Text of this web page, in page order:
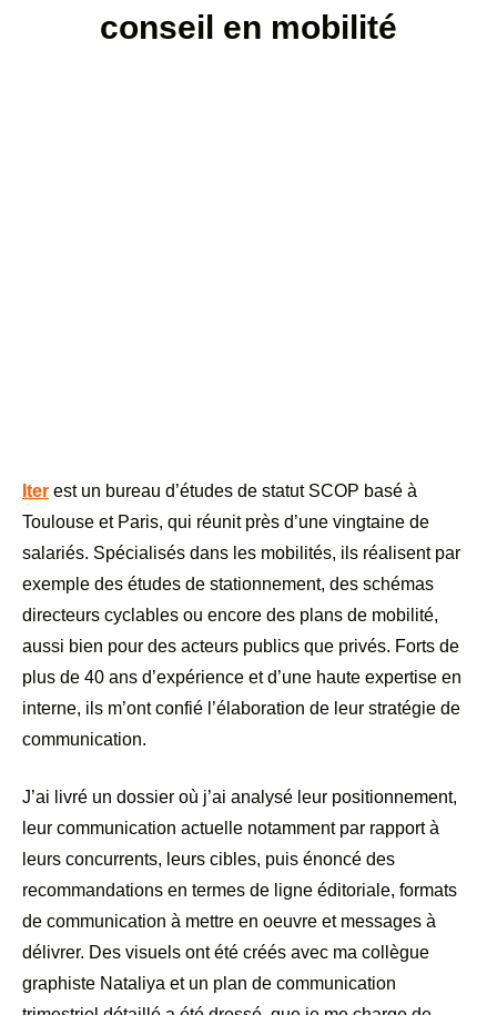
conseil en mobilité
Iter est un bureau d’études de statut SCOP basé à
Toulouse et Paris, qui réunit près d’une vingtaine de
salariés. Spécialisés dans les mobilités, ils réalisent par
exemple des études de stationnement, des schémas
directeurs cyclables ou encore des plans de mobilité,
aussi bien pour des acteurs publics que privés. Forts de
plus de 40 ans d’expérience et d’une haute expertise en
interne, ils m’ont confié l’élaboration de leur stratégie de
communication.
J’ai livré un dossier où j’ai analysé leur positionnement,
leur communication actuelle notamment par rapport à
leurs concurrents, leurs cibles, puis énoncé des
recommandations en termes de ligne éditoriale, formats
de communication à mettre en oeuvre et messages à
délivrer. Des visuels ont été créés avec ma collègue
graphiste Nataliya et un plan de communication